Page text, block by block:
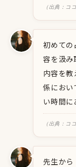
（出典：コ
初めての
容を汲み
内容を教
係におい
い時間に
（出典：コ
先生から